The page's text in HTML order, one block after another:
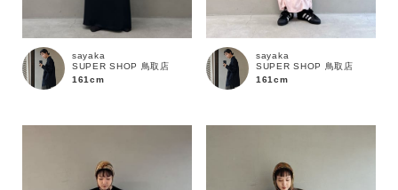
MENS LADIES KIDS
カテゴリ
sayaka
SUPER SHOP 鳥取店
161cm
sayaka
SUPER SHOP 鳥取店
161cm